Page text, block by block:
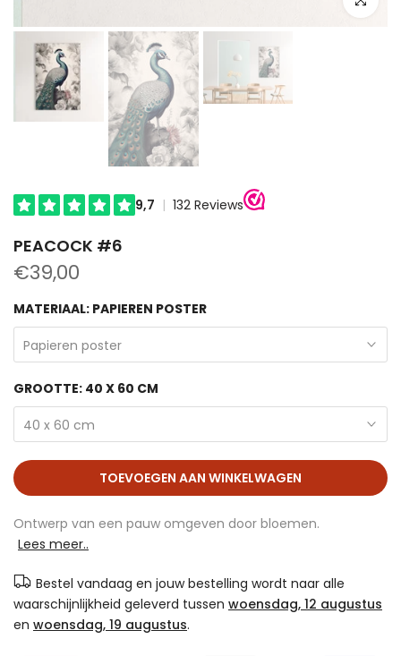
PEACOCK #6
€39,00
MATERIAAL: PAPIEREN POSTER
Papieren poster
GROOTTE: 40 X 60 CM
40 x 60 cm
TOEVOEGEN AAN WINKELWAGEN
Ontwerp van een pauw omgeven door bloemen.
Lees meer..
Bestel vandaag en jouw bestelling wordt naar alle
waarschijnlijkheid geleverd tussen woensdag, 12 augustus
en woensdag, 19 augustus.